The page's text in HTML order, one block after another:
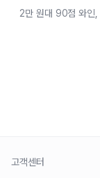
2만 원대 90점 와인,
고객센터